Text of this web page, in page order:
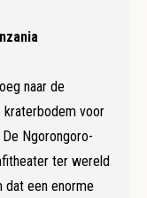
naar de
kraterbodem voor
Ngorongoro-
ter wereld
dat een enorme